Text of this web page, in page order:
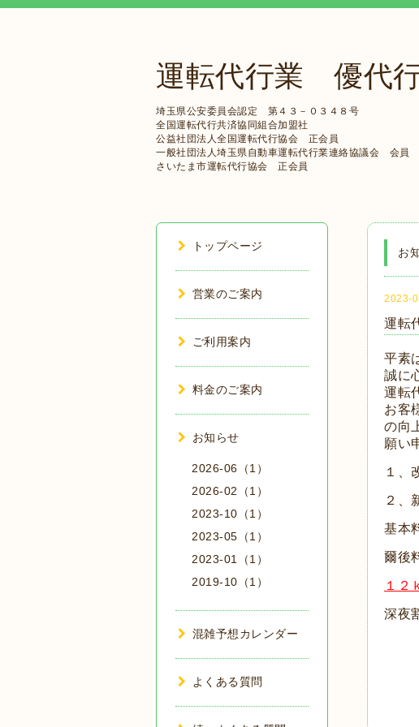
運転代行業 優代
埼玉県公安委員会認定 第４３－０３４８号
全国運転代行共済協同組合加盟社
公益社団法人全国運転代行協会 正会員
一般社団法人埼玉県自動車運転代行業連絡協議会 会員
さいたま市運転代行協会 正会員
お
2023-
運転
平素
誠に
運転
お客
の向
願い
１、
２、
基本
爾後
１２
深夜
トップページ
営業のご案内
ご利用案内
料金のご案内
お知らせ
2026-06（1）
2026-02（1）
2023-10（1）
2023-05（1）
2023-01（1）
2019-10（1）
混雑予想カレンダー
よくある質問